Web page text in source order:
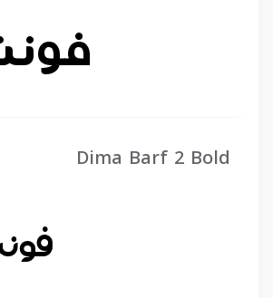
Dima Barf 2 Bold